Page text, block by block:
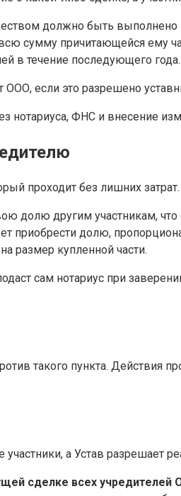
должно быть выполнено
сумму причитающейся ему
в течение последующего года.
если это разрешено
нотариуса, ФНС и внесение
проходит без лишних затрат.
долю другим участникам,
приобрести долю,
размер купленной части.
сам нотариус при
такого пункта. Действия
а Устав
сделке всех учредителей